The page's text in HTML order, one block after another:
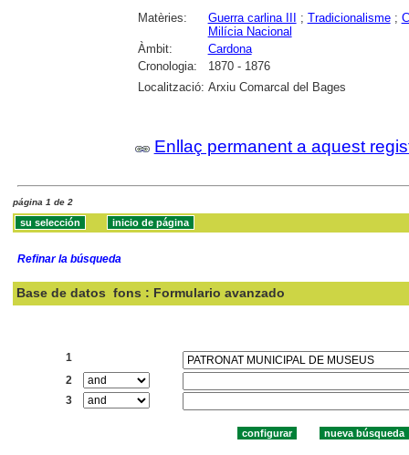
Matèries: Guerra carlina III ; Tradicionalisme;
Milícia Nacional
Àmbit:
Cardona
Cronologia:
1870 - 1876
Localització: Arxiu Comarcal del Bages
Enllaç permanent a aquest
página 1 de 2
Refinar la búsqueda
Base de datos fons : Formulario avanzado
1
2
3